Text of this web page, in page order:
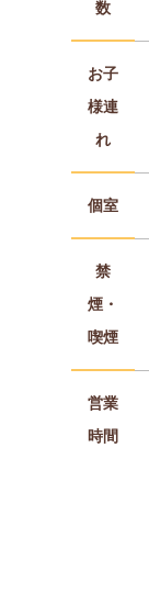
数
お子
様連
れ
個室
禁
煙・
喫煙
営業
時間